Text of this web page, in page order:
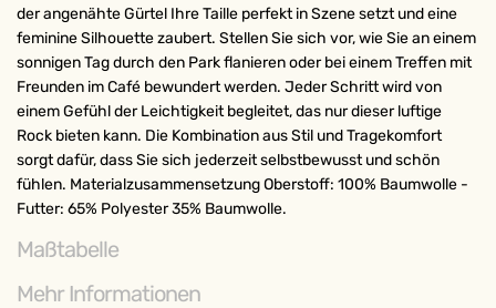
der angenähte Gürtel Ihre Taille perfekt in Szene setzt und eine
feminine Silhouette zaubert. Stellen Sie sich vor, wie Sie an einem
sonnigen Tag durch den Park flanieren oder bei einem Treffen mit
Freunden im Café bewundert werden. Jeder Schritt wird von
einem Gefühl der Leichtigkeit begleitet, das nur dieser luftige
Rock bieten kann. Die Kombination aus Stil und Tragekomfort
sorgt dafür, dass Sie sich jederzeit selbstbewusst und schön
fühlen. Materialzusammensetzung Oberstoff: 100% Baumwolle -
Futter: 65% Polyester 35% Baumwolle.
Maßtabelle
Mehr Informationen